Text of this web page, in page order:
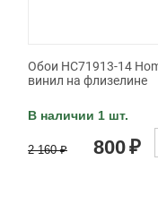
Обои HC71913-14
винил на флизелине
В наличии 1 шт.
2 160 ₽ 800₽